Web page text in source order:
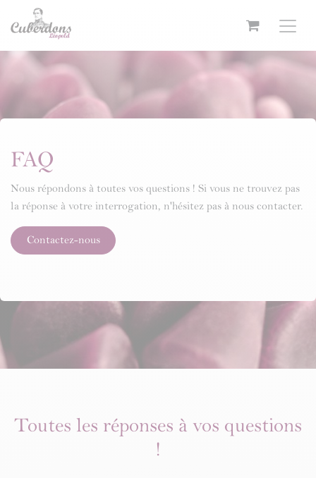
Se rendre au contenu
FAQ
Nous répondons à toutes vos questions ! Si vous ne trouvez pas
la réponse à votre interrogation, n'hésitez pas à nous contacter.
Contactez-nous
Toutes les réponses à vos questions
!